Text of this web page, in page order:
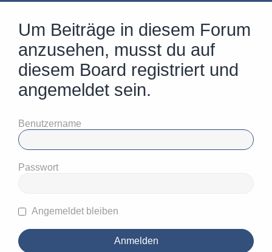
Um Beiträge in diesem Forum
anzusehen, musst du auf
diesem Board registriert und
angemeldet sein.
Benutzername
Passwort
Angemeldet bleiben